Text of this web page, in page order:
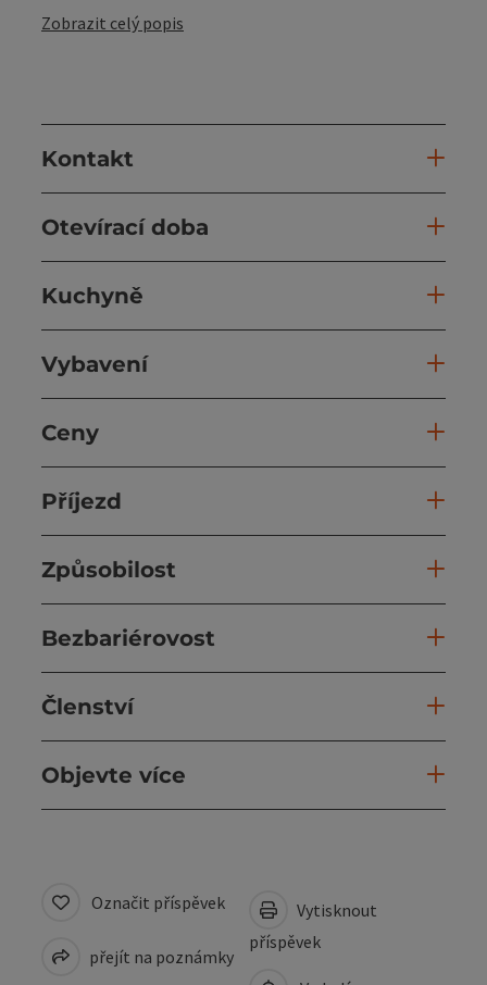
Zobrazit celý popis
Kontakt
Otevírací doba
Kuchyně
Vybavení
Ceny
Příjezd
Způsobilost
Bezbariérovost
Členství
Objevte více
Označit příspěvek
přejít na poznámky
Vytisknout
příspěvek